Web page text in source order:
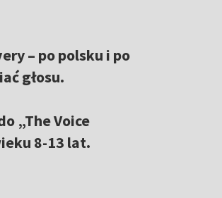
– po polsku i po
głosu.
„The Voice
8-13 lat.